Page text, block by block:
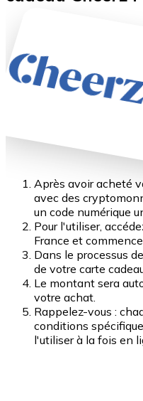
Après avoir acheté
avec des
un code numérique
Pour l'utiliser,
France et
Dans le processus
de votre carte
Le montant sera
votre achat.
Rappelez-vous :
conditions
l'utiliser à la fois en